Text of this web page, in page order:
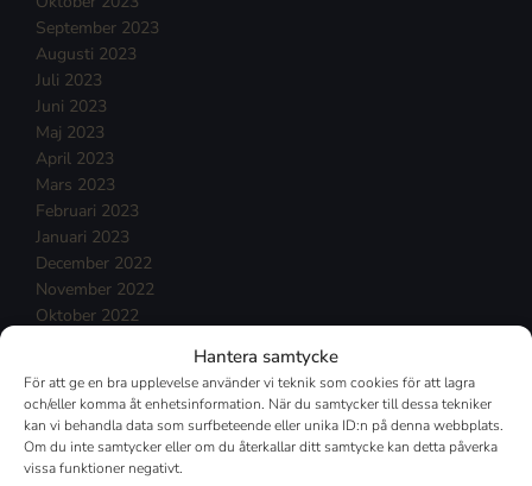
Hantera samtycke
För att ge en bra upplevelse använder vi teknik som cookies för att lagra
och/eller komma åt enhetsinformation. När du samtycker till dessa tekniker
kan vi behandla data som surfbeteende eller unika ID:n på denna webbplats.
Om du inte samtycker eller om du återkallar ditt samtycke kan detta påverka
vissa funktioner negativt.
September 2023
Augusti 2023
Juli 2023
Juni 2023
Maj 2023
April 2023
Mars 2023
Februari 2023
Januari 2023
December 2022
November 2022
Oktober 2022
Juli 2022
Juni 2022
Maj 2022
April 2022